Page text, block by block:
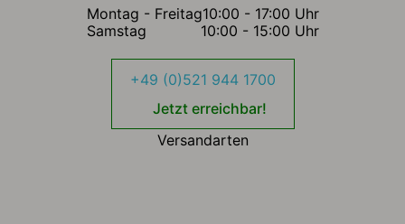
Montag - Freitag10:00 - 17:00 Uhr
Samstag
10:00 - 15:00 Uhr
+49 (0)521 944 1700
Jetzt erreichbar!
Versandarten